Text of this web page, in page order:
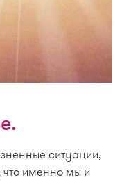
ситуации,
что именно мы и